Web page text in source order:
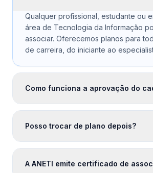
Qualquer profissional, estudante ou
área de Tecnologia da Informação
associar. Oferecemos planos para
de carreira, do iniciante ao
Como funciona a aprovação do
Posso trocar de plano depois?
A ANETI emite certificado de